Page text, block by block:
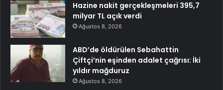
Hazine nakit gerçekleşmeleri 395,7
milyar TL açık verdi
Ağustos 8, 2026
ABD’de öldürülen Sebahattin
Çiftçi’nin eşinden adalet çağrısı: İki
yıldır mağduruz
Ağustos 8, 2026